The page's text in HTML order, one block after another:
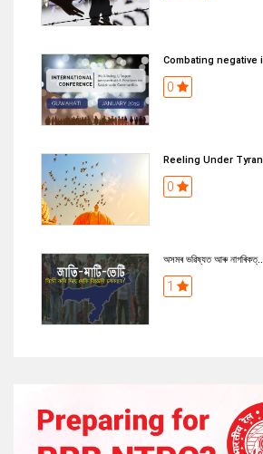
Combating negative
0
Reeling Under
0
অসমৰ ভৱিষ্যত আৰু নাগৰিকত্...
1